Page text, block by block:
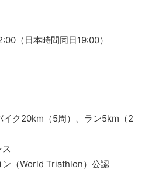
（日本時間同日19:00）
イク20km（5周）、ラン5km（2
ン（World Triathlon）公認